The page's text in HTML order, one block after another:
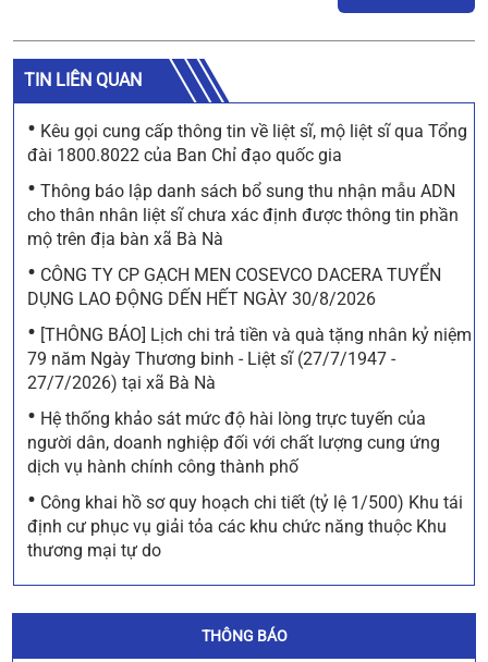
TIN LIÊN QUAN
• Kêu gọi cung cấp thông tin về liệt sĩ, mộ liệt sĩ qua Tổng
đài 1800.8022 của Ban Chỉ đạo quốc gia
• Thông báo lập danh sách bổ sung thu nhận mẫu ADN
cho thân nhân liệt sĩ chưa xác định được thông tin phần
mộ trên địa bàn xã Bà Nà
• CÔNG TY CP GẠCH MEN COSEVCO DACERA TUYỂN
DỤNG LAO ĐỘNG DẾN HẾT NGÀY 30/8/2026
• [THÔNG BÁO] Lịch chi trả tiền và quà tặng nhân kỷ niệm
79 năm Ngày Thương binh - Liệt sĩ (27/7/1947 -
27/7/2026) tại xã Bà Nà
• Hệ thống khảo sát mức độ hài lòng trực tuyến của
người dân, doanh nghiệp đối với chất lượng cung ứng
dịch vụ hành chính công thành phố
• Công khai hồ sơ quy hoạch chi tiết (tỷ lệ 1/500) Khu tái
định cư phục vụ giải tỏa các khu chức năng thuộc Khu
thương mại tự do
THÔNG BÁO